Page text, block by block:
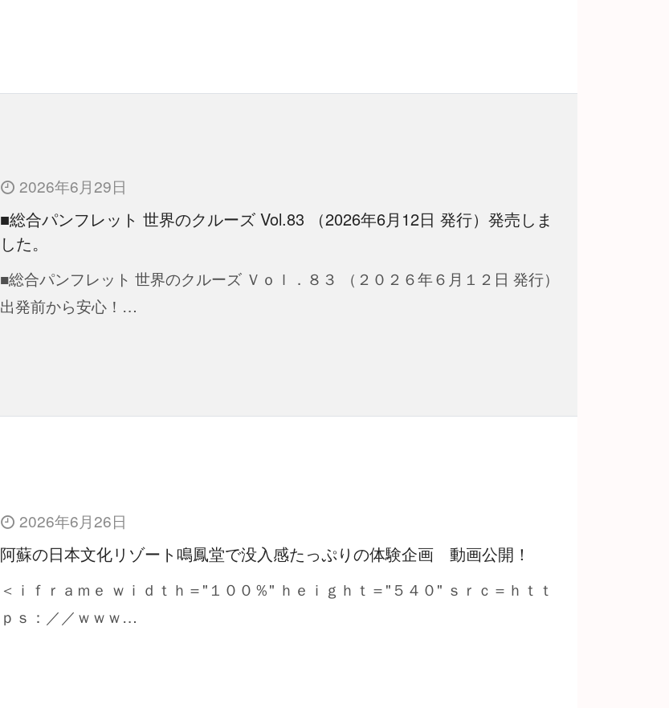
2026年6月29日
■総合パンフレット 世界のクルーズ Vol.83 （2026年6月12日 発行）発売しま
した。
■総合パンフレット 世界のクルーズ Ｖｏｌ．８３ （２０２６年６月１２日 発行）
出発前から安心！…
2026年6月26日
阿蘇の日本文化リゾート鳴鳳堂で没入感たっぷりの体験企画 動画公開！
＜ｉｆｒａｍｅ ｗｉｄｔｈ＝"１００％" ｈｅｉｇｈｔ＝"５４０" ｓｒｃ＝ｈｔｔ
ｐｓ：／／ｗｗｗ…